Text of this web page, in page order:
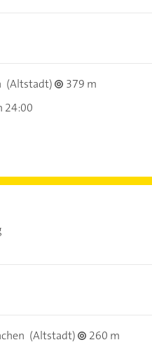
(Altstadt)
379 m
24:00
(Altstadt)
260 m